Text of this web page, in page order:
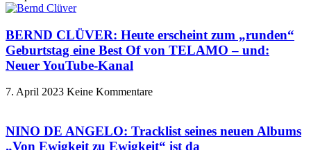
BERND CLÜVER: Heute erscheint zum „runden“
Geburtstag eine Best Of von TELAMO – und:
Neuer YouTube-Kanal
7. April 2023 Keine Kommentare
NINO DE ANGELO: Tracklist seines neuen Albums
„Von Ewigkeit zu Ewigkeit“ ist da